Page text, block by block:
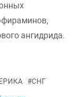
ангидрида.
#СНГ